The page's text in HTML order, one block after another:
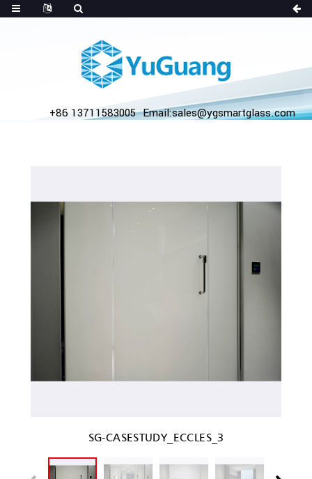
+86 13711583005 Email:sales@ygsmartglass.com
SG-CASESTUDY_ECCLES_3